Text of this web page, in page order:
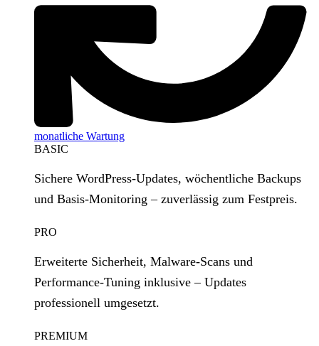
monatliche Wartung
BASIC
Sichere WordPress‑Updates, wöchentliche Backups
und Basis‑Monitoring – zuverlässig zum Festpreis.
PRO
Erweiterte Sicherheit, Malware‑Scans und
Performance‑Tuning inklusive – Updates
professionell umgesetzt.
PREMIUM